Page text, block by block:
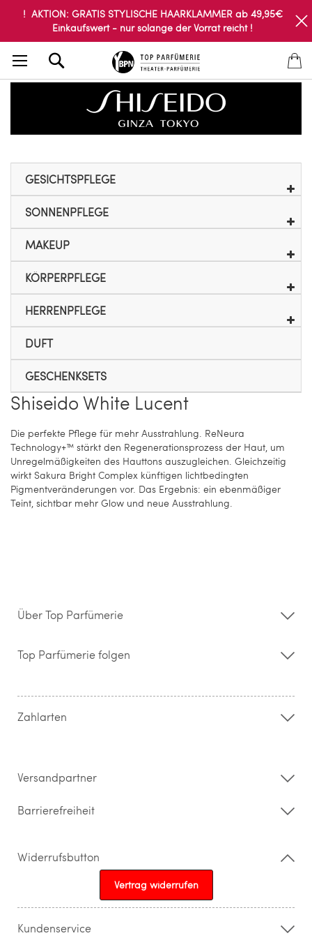
! AKTION: GRATIS STYLISCHE HAARKLAMMER ab 49,95€
Einkaufswert - nur solange der Vorrat reicht !
GESICHTSPFLEGE
SONNENPFLEGE
MAKEUP
KÖRPERPFLEGE
HERRENPFLEGE
DUFT
GESCHENKSETS
Shiseido White Lucent
Die perfekte Pflege für mehr Ausstrahlung. ReNeura
Technology+™ stärkt den Regenerationsprozess der Haut, um
Unregelmäßigkeiten des Hauttons auszugleichen. Gleichzeitig
wirkt Sakura Bright Complex künftigen lichtbedingten
Pigmentveränderungen vor. Das Ergebnis: ein ebenmäßiger
Teint, sichtbar mehr Glow und neue Ausstrahlung.
Über Top Parfümerie
Storefinder
Kontakt
Widerrufsrecht & Rückgabebedingungen
Top Parfümerie folgen
Zahlarten
Versandpartner
Barrierefreiheit
Widerrufsbutton
Vertrag widerrufen
Kundenservice